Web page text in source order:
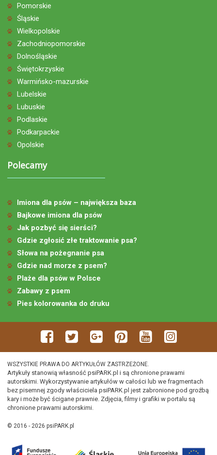
Pomorskie
Śląskie
Wielkopolskie
Zachodniopomorskie
Dolnośląskie
Świętokrzyskie
Warmińsko-mazurskie
Lubelskie
Lubuskie
Podlaskie
Podkarpackie
Opolskie
Polecamy
Imiona dla psów – największa baza
Bajkowe imiona dla psów
Jak pozbyć się sierści?
Gdzie zgłosić złe traktowanie psa?
Słowa na pożegnanie psa
Gdzie nad morze z psem?
Plaże dla psów w Polsce
Zabawy z psem
Pies kolorowanka do druku
WSZYSTKIE PRAWA DO ARTYKUŁÓW ZASTRZEŻONE.
Artykuły stanowią własność psiPARK.pl i są chronione prawami
autorskimi. Wykorzystywanie artykułów w całości lub we fragmentach
bez pisemnej zgody właściciela psiPARK.pl jest zabronione pod groźbą
kary i może być ścigane prawnie. Zdjęcia, filmy i grafiki w portalu są
chronione prawami autorskimi.
© 2016 - 2026 psiPARK.pl